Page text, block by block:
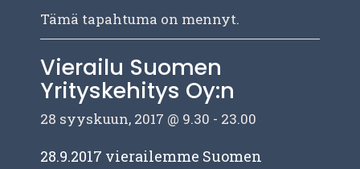
Tämä tapahtuma on mennyt.
Vierailu Suomen
Yrityskehitys Oy:n
28 syyskuun, 2017 @ 9.30 - 23.00
28.9.2017 vierailemme Suomen